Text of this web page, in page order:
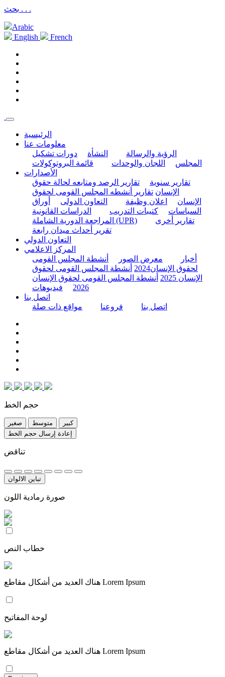
بحث . . .
Arabic
English
French
الرئيسية
معلومات عنا
الرؤية والرسالة
النشأة
دورات تشكيل
المجلس
اللجان والوحدات
قائمة البروتوكولات
الأصدارات
تقارير سنوية
تقارير الرصد ومتابعه لحالة حقوق
الإنسان تقارير أنشطه المجلس القومى لحقوق
الإنسان
اعلان وظيفة التعاون الدولى
أوراق
السياسات
كتيبات التدريب
الدراسات القانونية
المراجعة الدورية الشاملة (UPR)
تقارير أخرى
تقرير أحداث ميدان رابعة
التعاون الدولي
المركز الاعلامي
أخبار
معرض الصور
أنشطة المجلس القومى
لحقوق الإنسان2024
أنشطة المجلس القومى لحقوق
الإنسان 2025
أنشطة المجلس القومى لحقوق الإنسان
2026
فيديوهات
اتصل بنا
اتصل بنا
فروعنا مواقع ذات صلة
حجم الخط
صغير متوسط
كبير
إعادة إرسال حجم الخط
تناقض
تباين الالوان
صورة رمادية اللون
خطاب النص
هناك العديد من أشكال مقاطع Lorem Ipsum
لوحة المفاتيح
هناك العديد من أشكال مقاطع Lorem Ipsum